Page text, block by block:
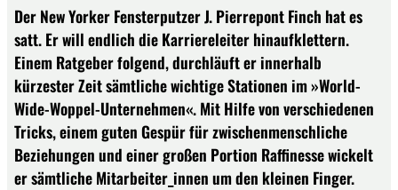
Der New Yorker Fensterputzer J. Pierrepont Finch hat es
satt. Er will endlich die Karriereleiter hinaufklettern.
Einem Ratgeber folgend, durchläuft er innerhalb
kürzester Zeit sämtliche wichtige Stationen im »World-
Wide-Woppel-Unternehmen«. Mit Hilfe von verschiedenen
Tricks, einem guten Gespür für zwischenmenschliche
Beziehungen und einer großen Portion Raffinesse wickelt
er sämtliche Mitarbeiter_innen um den kleinen Finger.